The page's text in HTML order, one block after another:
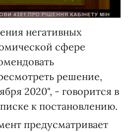
негативных
сфере
решение,
2020", - говорится в
к постановлению.
предусматривает